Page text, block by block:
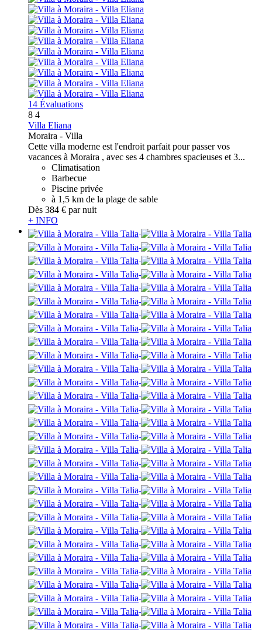
14 Évaluations
8 4
Villa Eliana
Moraira - Villa
Cette villa moderne est l'endroit parfait pour passer vos
vacances à Moraira , avec ses 4 chambres spacieuses et 3...
Climatisation
Barbecue
Piscine privée
à 1,5 km de la plage de sable
Dès 384 € par nuit
+ INFO